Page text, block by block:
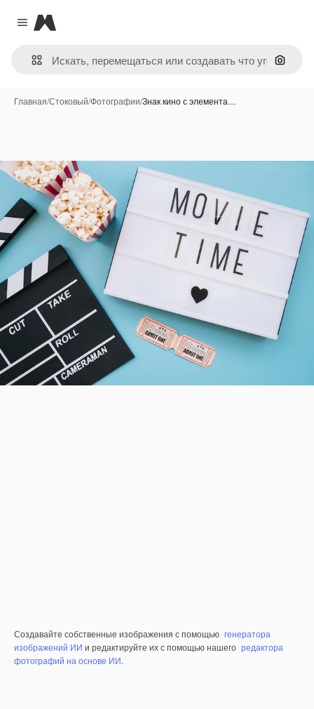
Close menu
Magnific
Поиск
Главная/Стоковый/Фотографии/Знак кино с элемента…
Создавайте собственные изображения с помощью генератора
изображений ИИ и редактируйте их с помощью нашего редактора
фотографий на основе ИИ.